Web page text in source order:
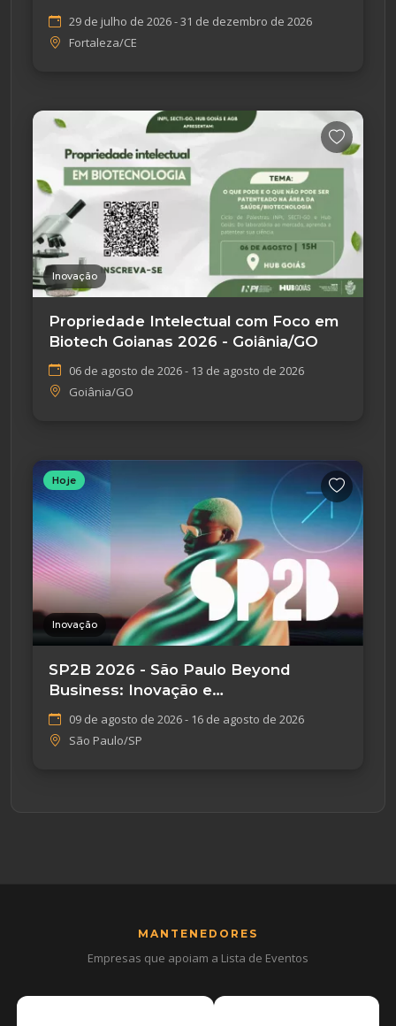
29 de julho de 2026 - 31 de dezembro de 2026
Fortaleza/CE
Inovação
Propriedade Intelectual com Foco em
Biotech Goianas 2026 - Goiânia/GO
06 de agosto de 2026 - 13 de agosto de 2026
Goiânia/GO
Hoje
Inovação
SP2B 2026 - São Paulo Beyond
Business: Inovação e
Empreendedorismo
09 de agosto de 2026 - 16 de agosto de 2026
São Paulo/SP
MANTENEDORES
Empresas que apoiam a Lista de Eventos